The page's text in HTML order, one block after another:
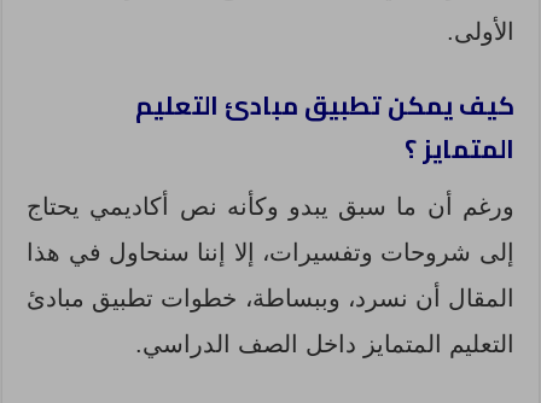
الأولى.
كيف يمكن تطبيق مبادئ التعليم
المتمايز ؟
ورغم أن ما سبق يبدو وكأنه نص أكاديمي يحتاج
إلى شروحات وتفسيرات، إلا إننا سنحاول في هذا
المقال أن نسرد، وببساطة، خطوات تطبيق مبادئ
التعليم المتمايز داخل الصف الدراسي.